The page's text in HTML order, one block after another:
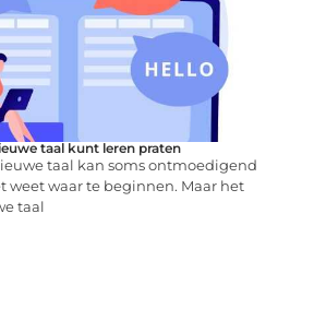
taal kunt leren praten
taal kan soms ontmoedigend
weet waar te beginnen. Maar het
taal